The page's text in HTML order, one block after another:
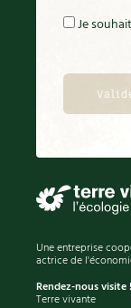
Plantes
Plants
Pollinisation
Pollution
Pomme
Potager
Potager en
Potimarron
Je
Une entreprise
actrice de
Rendez-nous visite !
Terre vivante